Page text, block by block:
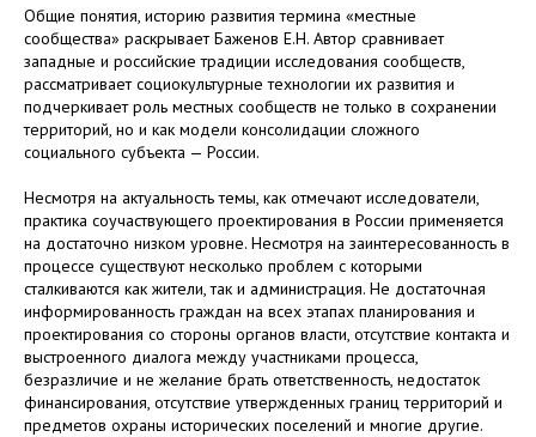
Общие понятия, историю развития термина «местные
сообщества» раскрывает Баженов Е.Н. Автор сравнивает
западные и российские традиции исследования сообществ,
рассматривает социокультурные технологии их развития и
подчеркивает роль местных сообществ не только в сохранении
территорий, но и как модели консолидации сложного
социального субъекта — России.
Несмотря на актуальность темы, как отмечают исследователи,
практика соучаствующего проектирования в России применяется
на достаточно низком уровне. Несмотря на заинтересованность в
процессе существуют несколько проблем с которыми
сталкиваются как жители, так и администрация. Не достаточная
информированность граждан на всех этапах планирования и
проектирования со стороны органов власти, отсутствие контакта и
выстроенного диалога между участниками процесса,
безразличие и не желание брать ответственность, недостаток
финансирования, отсутствие утвержденных границ территорий и
предметов охраны исторических поселений и многие другие.